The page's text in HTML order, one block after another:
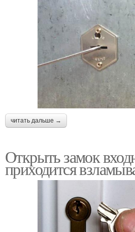
читать дальше →
Открыть замок
приходится